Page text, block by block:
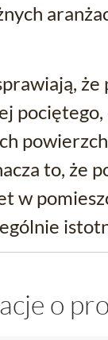
że
pociętego,
to, że
w
o